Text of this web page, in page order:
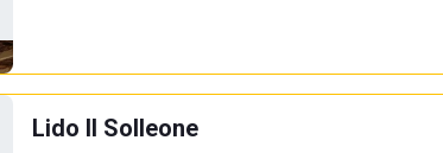
Lido Il Solleone